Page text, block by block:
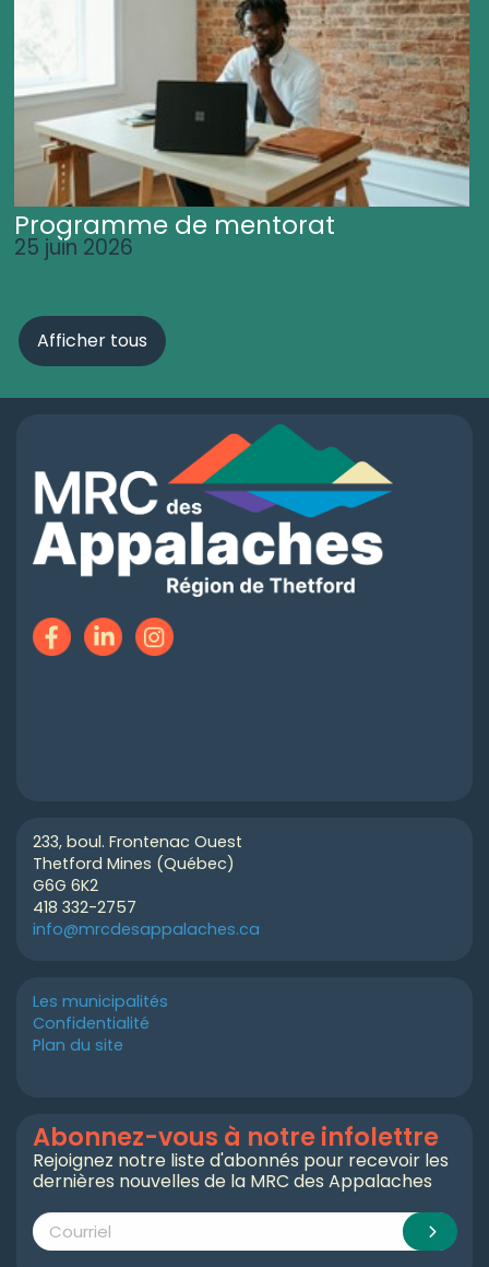
Programme de mentorat
25 juin 2026
Afficher tous
233, boul. Frontenac Ouest
Thetford Mines (Québec)
G6G 6K2
418 332-2757
info@mrcdesappalaches.ca
Les municipalités
Confidentialité
Plan du site
Abonnez-vous à notre infolettre
Rejoignez notre liste d'abonnés pour recevoir les
dernières nouvelles de la MRC des Appalaches